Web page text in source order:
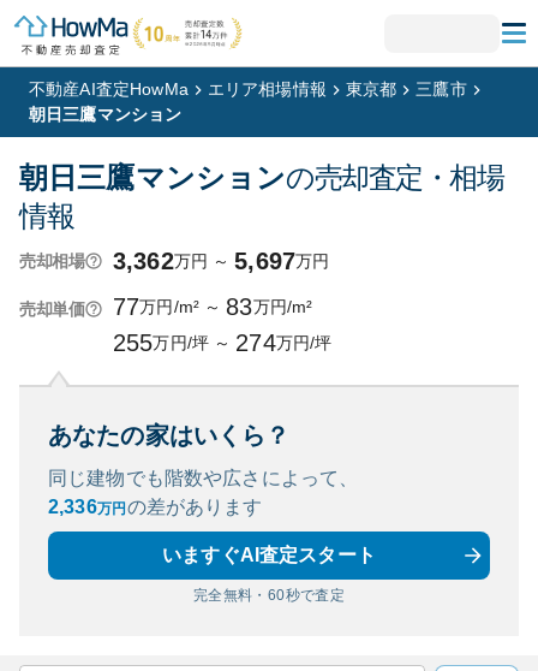
不動産AI査定HowMa エリア相場情報 東京都
三鷹市
朝日三鷹マンション
朝日三鷹マンションの売却査定・相場
情報
売却相場 3,362万円 ～ 5,697万円
売却単価 77万円/m² ～ 83万円/m²
255万円/坪 ～ 274万円/坪
あなたの家はいくら？
同じ建物でも階数や広さによって、
2,336万円 の差があります
いますぐAI査定スタート
完全無料・60秒で査定